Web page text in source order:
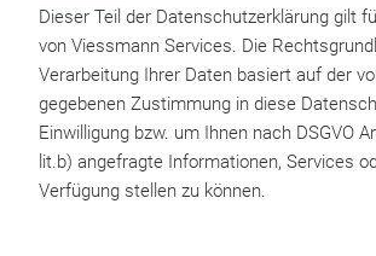
Dieser Teil der Datenschutzerklärung gilt
von Viessmann Services. Die
Verarbeitung Ihrer Daten basiert auf der
gegebenen Zustimmung in diese
Einwilligung bzw. um Ihnen nach DSGVO
lit.b) angefragte Informationen, Services
Verfügung stellen zu können.